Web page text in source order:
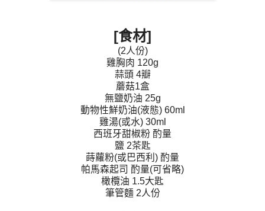
[食材]
(2人份)
雞胸肉 120g
蒜頭 4瓣
蘑菇1盒
無鹽奶油 25g
動物性鮮奶油(液態) 60ml
雞湯(或水) 30ml
西班牙甜椒粉 酌量
鹽 2茶匙
蒔蘿粉(或巴西利) 酌量
帕馬森起司 酌量(可省略)
橄欖油 1.5大匙
筆管麵 2人份